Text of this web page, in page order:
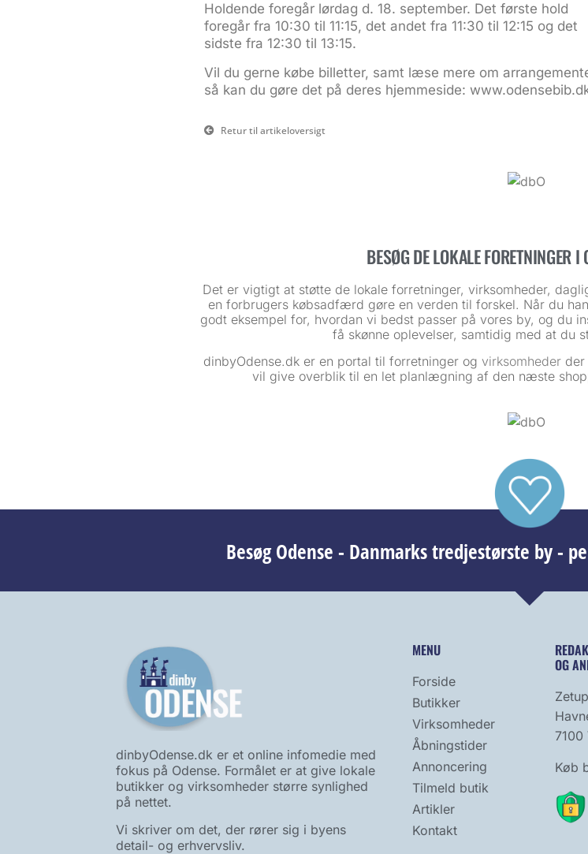
Holdende foregår lørdag d. 18. september. Det første hold
foregår fra 10:30 til 11:15, det andet fra 11:30 til 12:15 og det
sidste fra 12:30 til 13:15.
Vil du gerne købe billetter, samt læse mere om
så kan du gøre det på deres hjemmeside:
Retur til artikeloversigt
BESØG DE LOKALE FORETNINGER I
Det er vigtigt at støtte de lokale forretninger, virksomheder,
en forbrugers købsadfærd gøre en verden til forskel. Når du
godt eksempel for, hvordan vi bedst passer på vores by, og du
få skønne oplevelser, samtidig med at du
dinbyOdense.dk er en portal til forretninger og virksomhederder
vil give overblik til en let planlægning af den næste
Besøg Odense - Danmarks tredjestørste by -
dinbyOdense.dk er et online infomedie med
fokus på Odense. Formålet er at give lokale
butikker og virksomheder større synlighed
på nettet.
Vi skriver om det, der rører sig i byens
detail- og erhvervsliv.
MENU
Forside
Butikker
Virksomheder
Åbningstider
Annoncering
Tilmeld butik
Artikler
Kontakt
OG
7100
Køb